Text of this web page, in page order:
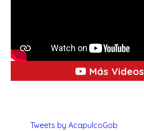
Más Videos
Tweets by AcapulcoGob